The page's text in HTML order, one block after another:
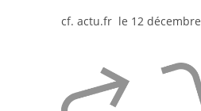
cf. actu.fr le 12 décembre